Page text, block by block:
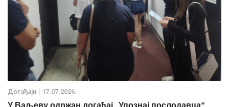
Дoгађаjи 17.07.2026.